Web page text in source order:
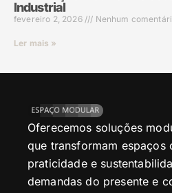
Industrial
fevereiro 2, 2026 Nenhum
Ler mais »
Oferecemos soluções
que transformam espaços
praticidade e
demandas do presente e